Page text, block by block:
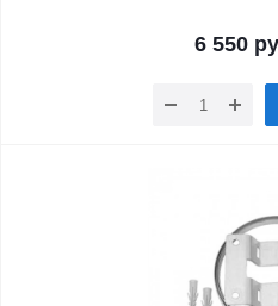
6 550